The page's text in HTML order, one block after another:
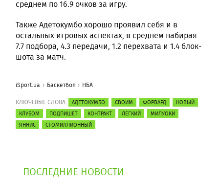
среднем по 16.9 очков за игру.
Также Адетокумбо хорошо проявил себя и в
остальных игровых аспектах, в среднем набирая
7.7 подбора, 4.3 передачи, 1.2 перехвата и 1.4 блок-
шота за матч.
iSport.ua Баскетбол НБА
КЛЮЧЕВЫЕ СЛОВА: АДЕТОКУМБО СВОИМ ФОРВАРД
НОВЫЙ
КЛУБОМ
ПОДПИШЕТ КОНТРАКТ ЛЕГКИЙ
МИЛУОКИ
ЯННИС
СТОМИЛЛИОННЫЙ
ПОСЛЕДНИЕ НОВОСТИ